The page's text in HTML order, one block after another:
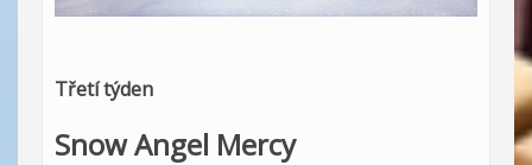
Třetí týden
Snow Angel Mercy